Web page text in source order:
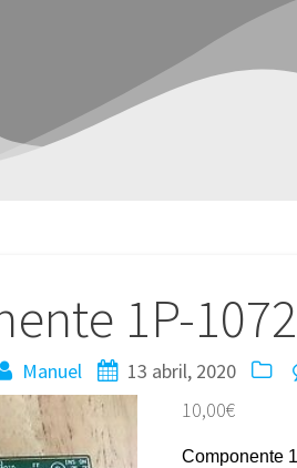
1P-
Manuel 13 abril, 2020
10,00€
Componente